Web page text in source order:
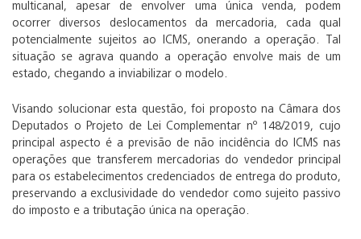
multicanal, apesar de envolver uma única venda, podem
ocorrer diversos deslocamentos da mercadoria, cada qual
potencialmente sujeitos ao ICMS, onerando a operação. Tal
situação se agrava quando a operação envolve mais de um
estado, chegando a inviabilizar o modelo.
Visando solucionar esta questão, foi proposto na Câmara dos
Deputados o Projeto de Lei Complementar nº 148/2019, cujo
principal aspecto é a previsão de não incidência do ICMS nas
operações que transferem mercadorias do vendedor principal
para os estabelecimentos credenciados de entrega do produto,
preservando a exclusividade do vendedor como sujeito passivo
do imposto e a tributação única na operação.